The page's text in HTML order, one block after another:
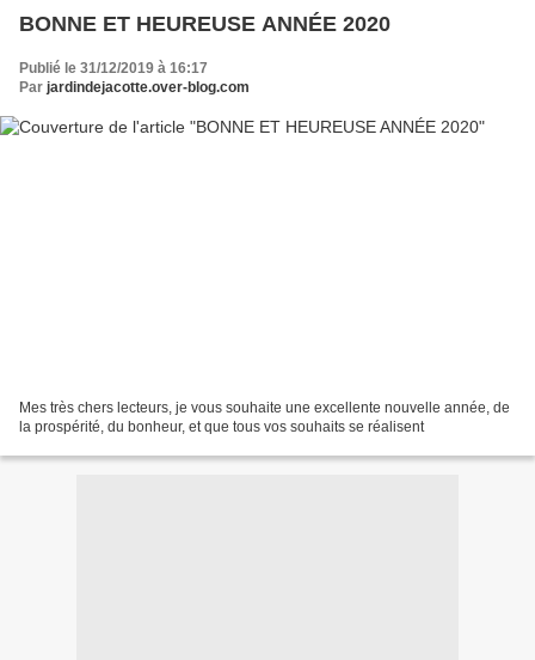
BONNE ET HEUREUSE ANNÉE 2020
Publié le 31/12/2019 à 16:17
Par jardindejacotte.over-blog.com
Mes très chers lecteurs, je vous souhaite une excellente nouvelle année, de
la prospérité, du bonheur, et que tous vos souhaits se réalisent